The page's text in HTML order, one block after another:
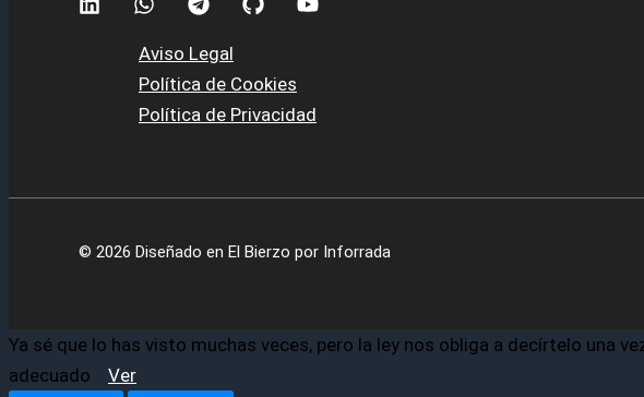
Aviso Legal
Política de Cookies
Política de Privacidad
© 2026 Diseñado en El Bierzo por Inforrada
Ya sé que lo has visto muchas veces, pero la ley nos obliga a decírtelo una
adecuado Ver